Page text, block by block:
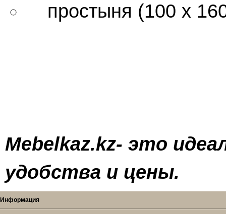
простыня (100 х
Mebelkaz.kz- это
удобства и цены.
Информация